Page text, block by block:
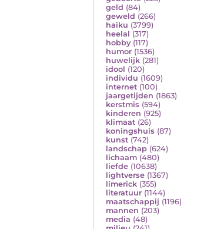
geld (84)
geweld (266)
haiku (3799)
heelal (317)
hobby (117)
humor (1536)
huwelijk (281)
idool (120)
individu (1609)
internet (100)
jaargetijden (1863)
kerstmis (594)
kinderen (925)
klimaat (26)
koningshuis (87)
kunst (742)
landschap (624)
lichaam (480)
liefde (10638)
lightverse (1367)
limerick (355)
literatuur (1144)
maatschappij (1196)
mannen (203)
media (48)